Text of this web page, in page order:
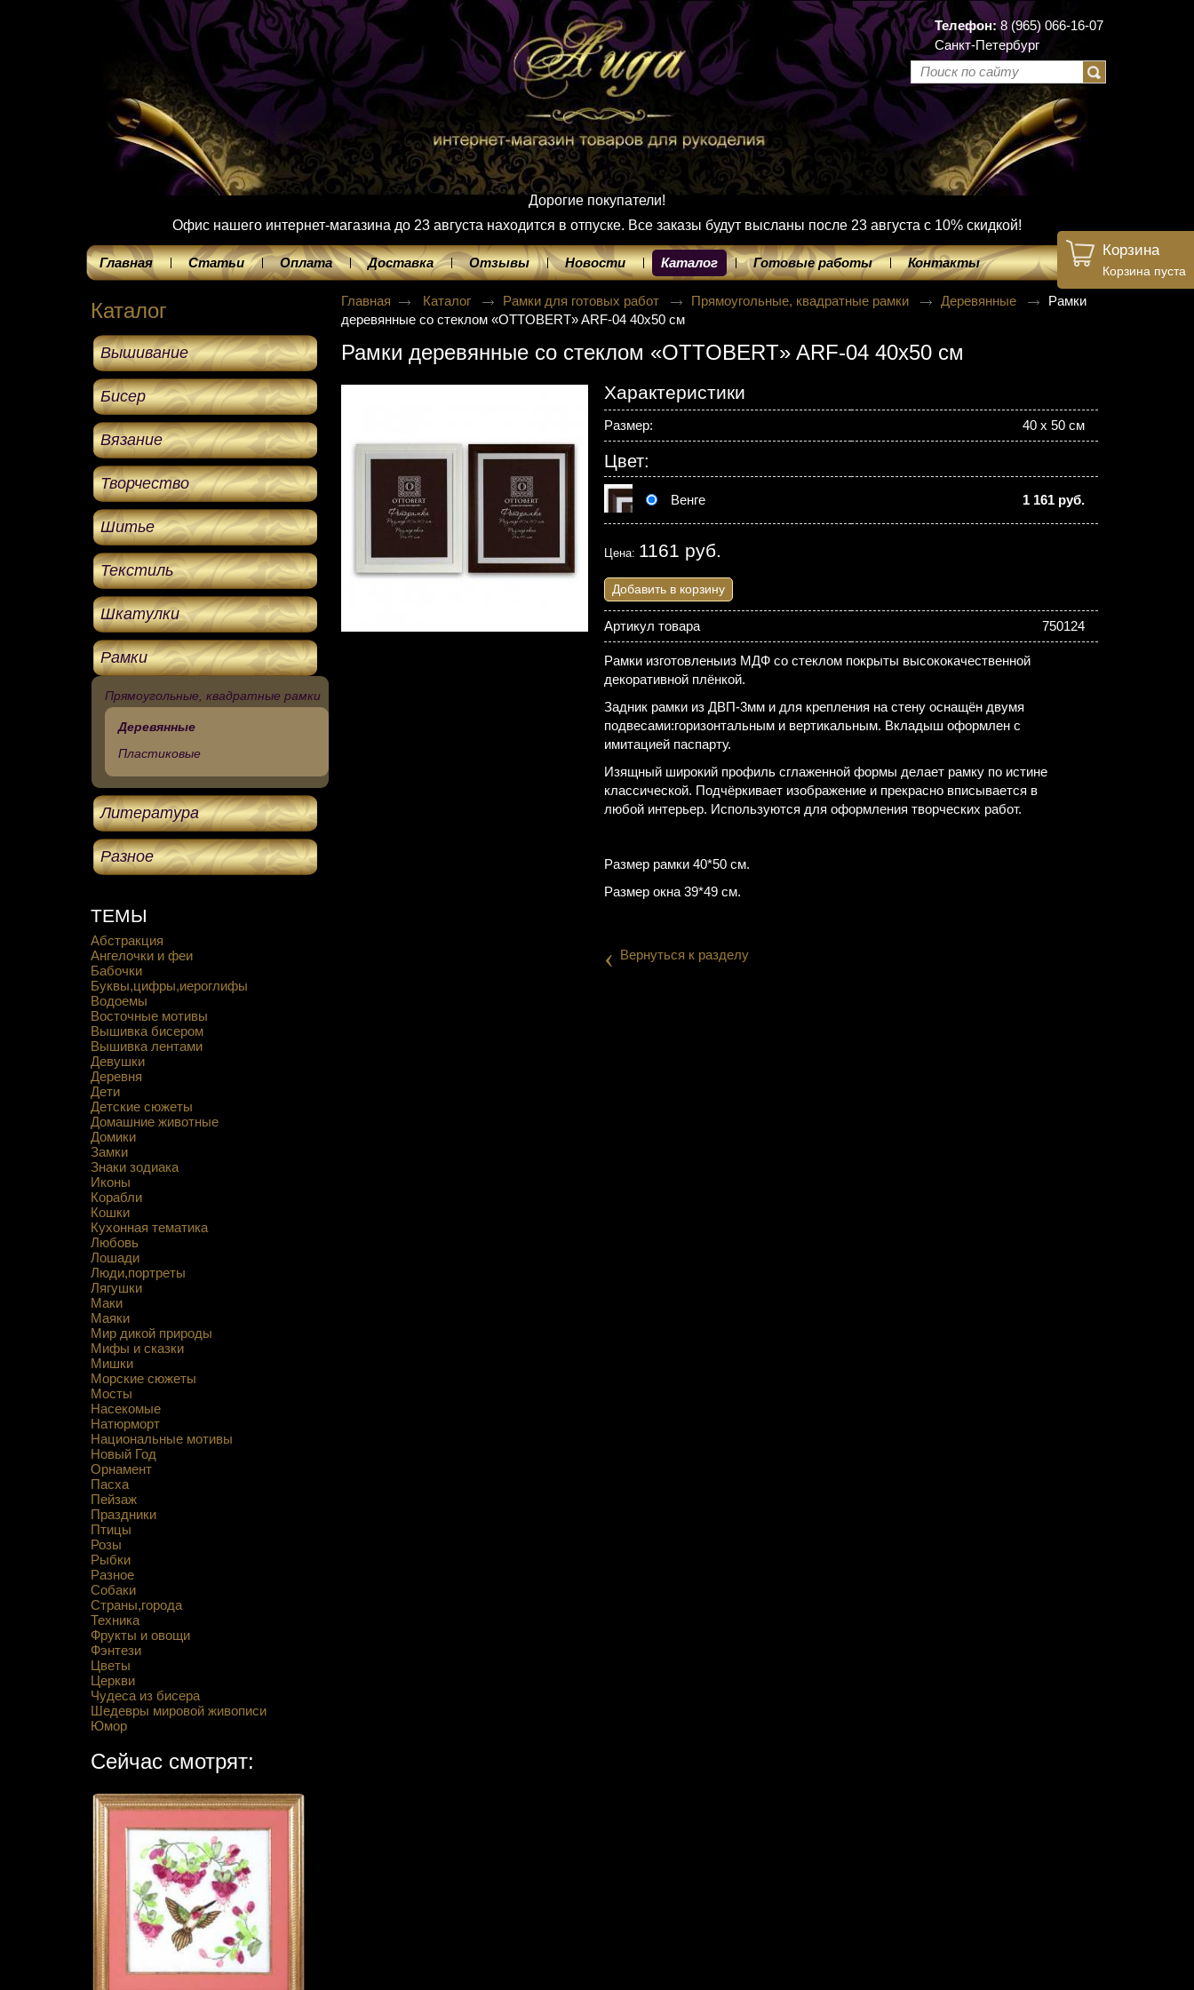
Телефон:8 (965) 066-16-07
Санкт-Петербург
Дорогие покупатели!
Офис нашего интернет-магазина до 23 августа находится в отпуске. Все заказы будут высланы после 23 августа с 10% скидкой!
Главная Статьи Оплата Доставка Отзывы Новости Каталог Готовые работы Контакты
Каталог
Вышивание
Бисер
Вязание
Творчество
Шитье
Текстиль
Шкатулки
Рамки
Прямоугольные, квадратные рамки
Деревянные
Пластиковые
Литература
Разное
Корзина
Корзина пуста
ТЕМЫ
Абстракция
Ангелочки и феи
Бабочки
Буквы,цифры,иероглифы
Водоемы
Восточные мотивы
Вышивка бисером
Вышивка лентами
Девушки
Деревня
Дети
Детские сюжеты
Домашние животные
Домики
Замки
Знаки зодиака
Иконы
Корабли
Кошки
Кухонная тематика
Любовь
Лошади
Люди,портреты
Лягушки
Маки
Маяки
Мир дикой природы
Мифы и сказки
Мишки
Морские сюжеты
Мосты
Насекомые
Натюрморт
Национальные мотивы
Новый Год
Орнамент
Пасха
Пейзаж
Праздники
Птицы
Розы
Рыбки
Разное
Собаки
Страны,города
Техника
Фрукты и овощи
Фэнтези
Цветы
Церкви
Чудеса из бисера
Шедевры мировой живописи
Юмор
Сейчас смотрят:
Главная Каталог Рамки для готовых работ Прямоугольные, квадратные рамки Деревянные
Рамки
деревянные со стеклом «OTTOBERT» ARF-04 40х50 см
Рамки деревянные со стеклом «OTTOBERT» ARF-04 40х50 см
Характеристики
Размер: 40 х 50 см
Цвет:
Венге 1 161 руб.
Цена: 1161 руб.
Добавить в корзину
Артикул товара 750124
Рамки изготовленыиз МДФ со стеклом покрыты высококачественной
декоративной плёнкой.
Задник рамки из ДВП-3мм и для крепления на стену оснащён двумя
подвесами:горизонтальным и вертикальным. Вкладыш оформлен с
имитацией паспарту.
Изящный широкий профиль сглаженной формы делает рамку по истине
классической. Подчёркивает изображение и прекрасно вписывается в
любой интерьер. Используются для оформления творческих работ.
Размер рамки 40*50 см.
Размер окна 39*49 см.
‹ Вернуться к разделу